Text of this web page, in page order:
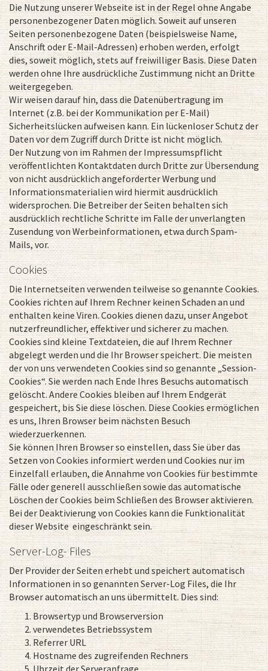
Die Nutzung unserer Webseite ist in der Regel ohne Angabe
personenbezogener Daten möglich. Soweit auf unseren
Seiten personenbezogene Daten (beispielsweise Name,
Anschrift oder E-Mail-Adressen) erhoben werden, erfolgt
dies, soweit möglich, stets auf freiwilliger Basis. Diese Daten
werden ohne Ihre ausdrückliche Zustimmung nicht an Dritte
weitergegeben.
Wir weisen darauf hin, dass die Datenübertragung im
Internet (z.B. bei der Kommunikation per E-Mail)
Sicherheitslücken aufweisen kann. Ein lückenloser Schutz der
Daten vor dem Zugriff durch Dritte ist nicht möglich.
Der Nutzung von im Rahmen der Impressumspflicht
veröffentlichten Kontaktdaten durch Dritte zur Übersendung
von nicht ausdrücklich angeforderter Werbung und
Informationsmaterialien wird hiermit ausdrücklich
widersprochen. Die Betreiber der Seiten behalten sich
ausdrücklich rechtliche Schritte im Falle der unverlangten
Zusendung von Werbeinformationen, etwa durch Spam-
Mails, vor.
Cookies
Die Internetseiten verwenden teilweise so genannte Cookies.
Cookies richten auf Ihrem Rechner keinen Schaden an und
enthalten keine Viren. Cookies dienen dazu, unser Angebot
nutzerfreundlicher, effektiver und sicherer zu machen.
Cookies sind kleine Textdateien, die auf Ihrem Rechner
abgelegt werden und die Ihr Browser speichert. Die meisten
der von uns verwendeten Cookies sind so genannte „Session-
Cookies“. Sie werden nach Ende Ihres Besuchs automatisch
gelöscht. Andere Cookies bleiben auf Ihrem Endgerät
gespeichert, bis Sie diese löschen. Diese Cookies ermöglichen
es uns, Ihren Browser beim nächsten Besuch
wiederzuerkennen.
Sie können Ihren Browser so einstellen, dass Sie über das
Setzen von Cookies informiert werden und Cookies nur im
Einzelfall erlauben, die Annahme von Cookies für bestimmte
Fälle oder generell ausschließen sowie das automatische
Löschen der Cookies beim Schließen des Browser aktivieren.
Bei der Deaktivierung von Cookies kann die Funktionalität
dieser Website eingeschränkt sein.
Server-Log- Files
Der Provider der Seiten erhebt und speichert automatisch
Informationen in so genannten Server-Log Files, die Ihr
Browser automatisch an uns übermittelt. Dies sind:
Browsertyp und Browserversion
verwendetes Betriebssystem
Referrer URL
Hostname des zugreifenden Rechners
Uhrzeit der Serveranfrage